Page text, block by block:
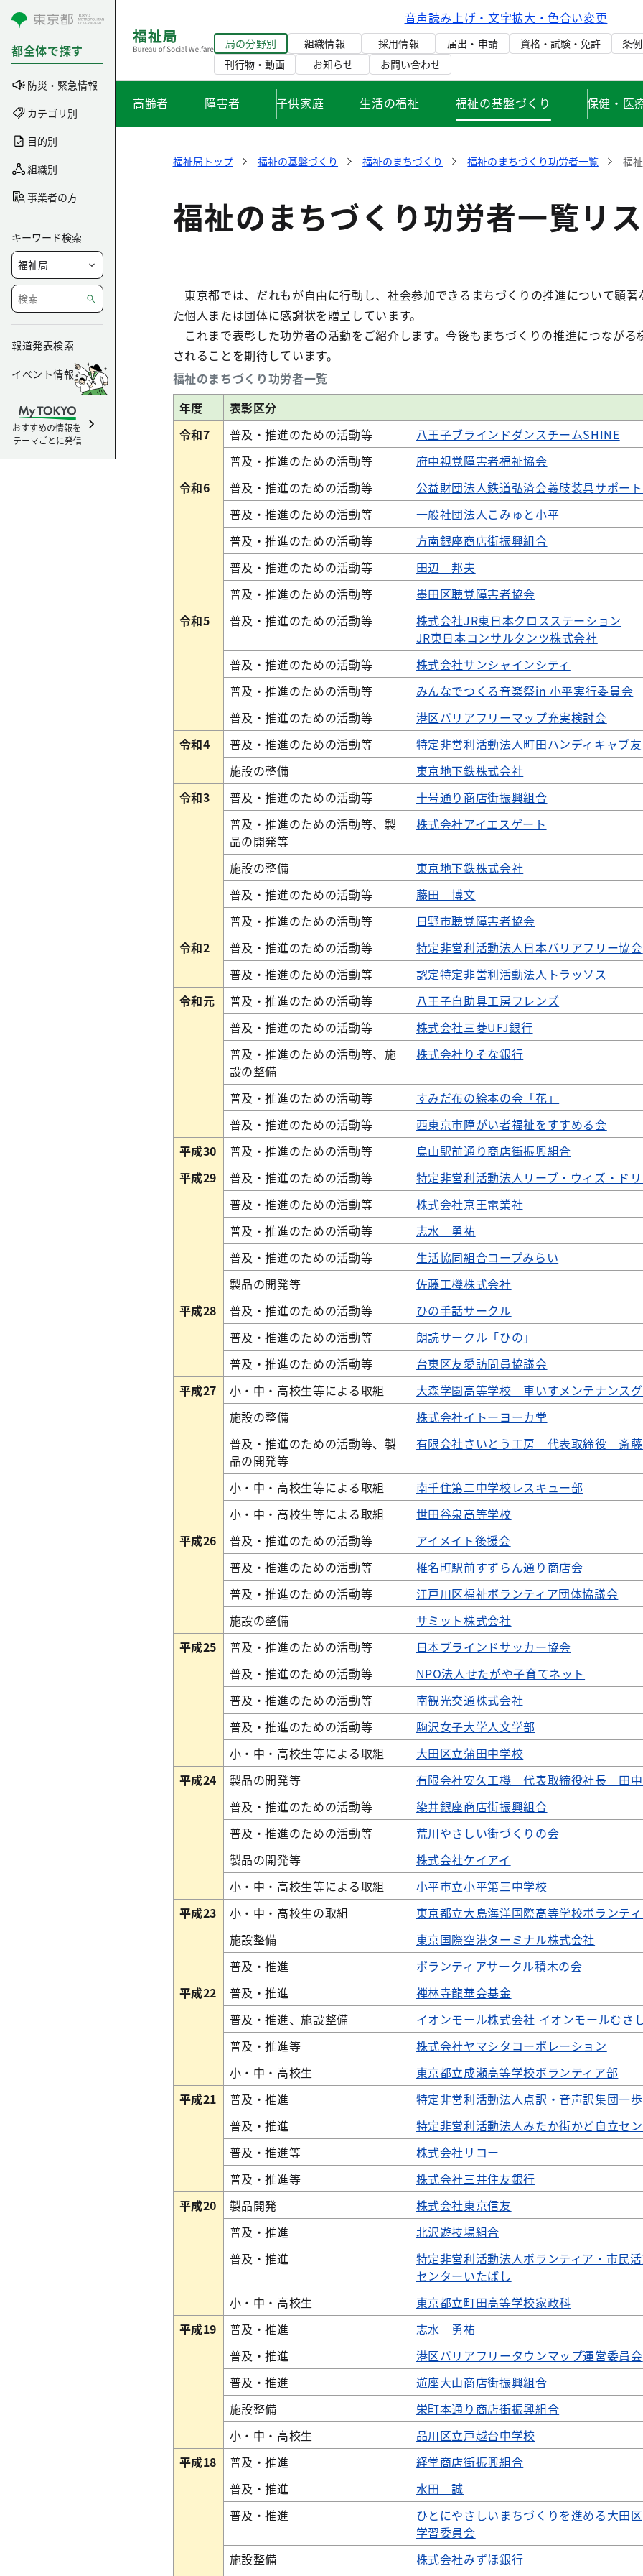
コンテンツにスキップ
都全体で探す
防災・緊急情報
カテゴリ別
目的別
組織別
事業者の方
キーワード検索
報道発表検索
イベント情報
おすすめの情報を
テーマごとに発信
音声読み上げ・文字拡大・色合い変更
局の分野別 組織情報 採用情報 届出・申請 資格・試験・免許
条
刊行物・動画
お知らせ お問い合わせ
高齢者 障害者 子供家庭 生活の福祉 福祉の基盤づくり 保健・医
福祉局トップ 福祉の基盤づくり 福祉のまちづくり 福祉のまちづくり功労者一覧 福
福祉のまちづくり功労者一覧リ
東京都では、だれもが自由に行動し、社会参加できるまちづくりの推進について顕著
た個人または団体に感謝状を贈呈しています。
これまで表彰した功労者の活動をご紹介します。今後もまちづくりの推進につながる
されることを期待しています。
福祉のまちづくり功労者一覧
年度
表彰区分
令和7
普及・推進のための活動等
八王子ブラインドダンスチームSHINE
普及・推進のための活動等
府中視覚障害者福祉協会
令和6
普及・推進のための活動等
公益財団法人鉄道弘済会義肢装具サポー
普及・推進のための活動等
一般社団法人こみゅと小平
普及・推進のための活動等
方南銀座商店街振興組合
普及・推進のための活動等
田辺 邦夫
普及・推進のための活動等
墨田区聴覚障害者協会
令和5
普及・推進のための活動等
株式会社JR東日本クロスステーション
JR東日本コンサルタンツ株式会社
普及・推進のための活動等
株式会社サンシャインシティ
普及・推進のための活動等
みんなでつくる音楽祭in 小平実行委員会
普及・推進のための活動等
港区バリアフリーマップ充実検討会
令和4
普及・推進のための活動等
特定非営利活動法人町田ハンディキャブ
施設の整備
東京地下鉄株式会社
令和3
普及・推進のための活動等
十号通り商店街振興組合
普及・推進のための活動等、製
品の開発等
株式会社アイエスゲート
施設の整備
東京地下鉄株式会社
普及・推進のための活動等
藤田 博文
普及・推進のための活動等
日野市聴覚障害者協会
令和2
普及・推進のための活動等
特定非営利活動法人日本バリアフリー協会
普及・推進のための活動等
認定特定非営利活動法人トラッソス
令和元
普及・推進のための活動等
八王子自助具工房フレンズ
普及・推進のための活動等
株式会社三菱UFJ銀行
普及・推進のための活動等、施
設の整備
株式会社りそな銀行
普及・推進のための活動等
すみだ布の絵本の会「花」
普及・推進のための活動等
西東京市障がい者福祉をすすめる会
平成30
普及・推進のための活動等
烏山駅前通り商店街振興組合
平成29
普及・推進のための活動等
特定非営利活動法人リーブ・ウィズ・ド
普及・推進のための活動等
株式会社京王電業社
普及・推進のための活動等
志水 勇祐
普及・推進のための活動等
生活協同組合コープみらい
製品の開発等
佐藤工機株式会社
平成28
普及・推進のための活動等
ひの手話サークル
普及・推進のための活動等
朗読サークル「ひの」
普及・推進のための活動等
台東区友愛訪問員協議会
平成27
小・中・高校生等による取組
大森学園高等学校 車いすメンテナンス
施設の整備
株式会社イトーヨーカ堂
普及・推進のための活動等、製
品の開発等
有限会社さいとう工房 代表取締役 斎
小・中・高校生等による取組
南千住第二中学校レスキュー部
小・中・高校生等による取組
世田谷泉高等学校
平成26
普及・推進のための活動等
アイメイト後援会
普及・推進のための活動等
椎名町駅前すずらん通り商店会
普及・推進のための活動等
江戸川区福祉ボランティア団体協議会
施設の整備
サミット株式会社
平成25
普及・推進のための活動等
日本ブラインドサッカー協会
普及・推進のための活動等
NPO法人せたがや子育てネット
普及・推進のための活動等
南観光交通株式会社
普及・推進のための活動等
駒沢女子大学人文学部
小・中・高校生等による取組
大田区立蒲田中学校
平成24
製品の開発等
有限会社安久工機 代表取締役社長 田
普及・推進のための活動等
染井銀座商店街振興組合
普及・推進のための活動等
荒川やさしい街づくりの会
製品の開発等
株式会社ケイアイ
小・中・高校生等による取組
小平市立小平第三中学校
平成23
小・中・高校生の取組
東京都立大島海洋国際高等学校ボランテ
施設整備
東京国際空港ターミナル株式会社
普及・推進
ボランティアサークル積木の会
平成22
普及・推進
禅林寺龍華会基金
普及・推進、施設整備
イオンモール株式会社 イオンモールむさ
普及・推進等
株式会社ヤマシタコーポレーション
小・中・高校生
東京都立成瀬高等学校ボランティア部
平成21
普及・推進
特定非営利活動法人点訳・音声訳集団一
普及・推進
特定非営利活動法人みたか街かど自立セ
普及・推進等
株式会社リコー
普及・推進等
株式会社三井住友銀行
平成20
製品開発
株式会社東京信友
普及・推進
北沢遊技場組合
普及・推進
特定非営利活動法人ボランティア・市民
センターいたばし
小・中・高校生
東京都立町田高等学校家政科
平成19
普及・推進
志水 勇祐
普及・推進
港区バリアフリータウンマップ運営委員会
普及・推進
遊座大山商店街振興組合
施設整備
栄町本通り商店街振興組合
小・中・高校生
品川区立戸越台中学校
平成18
普及・推進
経堂商店街振興組合
普及・推進
水田 誠
普及・推進
ひとにやさしいまちづくりを進める大田
学習委員会
施設整備
株式会社みずほ銀行